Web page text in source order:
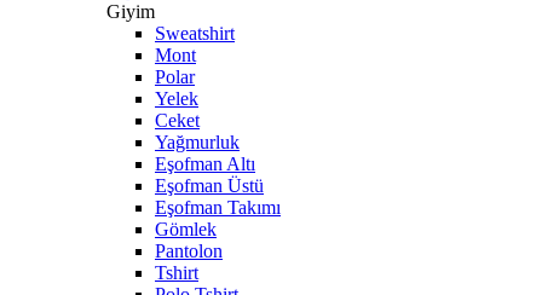
Giyim
Sweatshirt
Mont
Polar
Yelek
Ceket
Yağmurluk
Eşofman Altı
Eşofman Üstü
Eşofman Takımı
Gömlek
Pantolon
Tshirt